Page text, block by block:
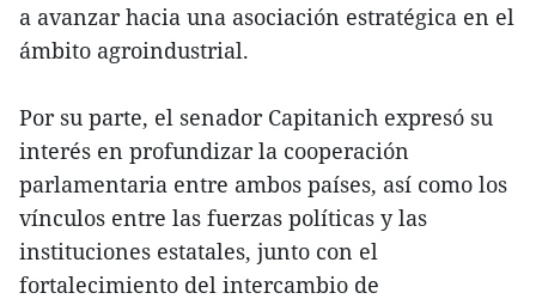
a avanzar hacia una asociación estratégica en el
ámbito agroindustrial.
Por su parte, el senador Capitanich expresó su
interés en profundizar la cooperación
parlamentaria entre ambos países, así como los
vínculos entre las fuerzas políticas y las
instituciones estatales, junto con el
fortalecimiento del intercambio de